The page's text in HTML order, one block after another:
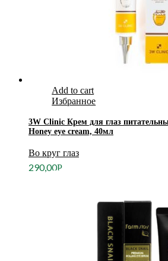
Add to cart
Избранное
3W Clinic Крем для глаз
Honey eye cream, 40мл
Во круг глаз
290,00Р